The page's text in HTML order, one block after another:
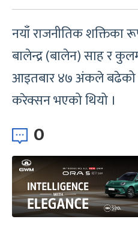
नयाँ राजनीतिक शक्तिका
बालेन्द्र (बालेन) साह र
आइतबार ४७ अंकले बढेको
करेक्सन भएको थियो ।
0